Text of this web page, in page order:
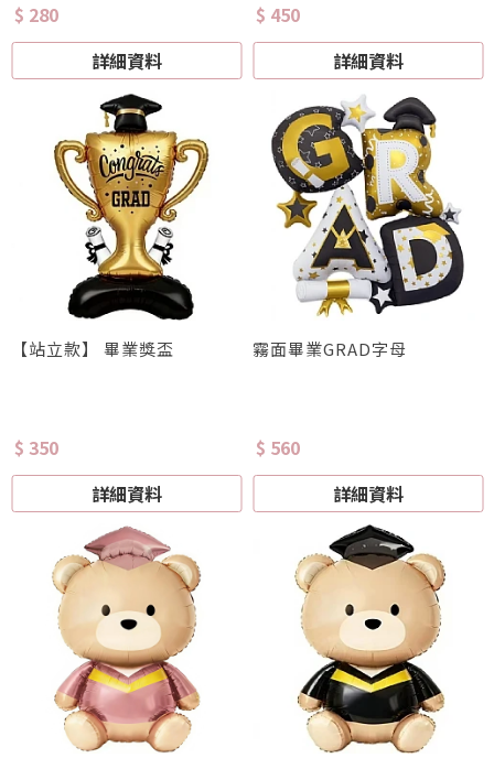
$ 280
詳細資料
$ 450
詳細資料
【站立款】 畢業獎盃
$ 350
詳細資料
霧面畢業GRAD字母
$ 560
詳細資料